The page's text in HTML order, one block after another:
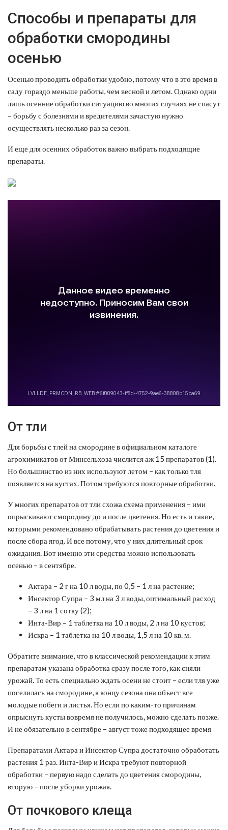
Способы и препараты для
обработки смородины
осенью
Осенью проводить обработки удобно, потому что в это время в
саду гораздо меньше работы, чем весной и летом. Однако одни
лишь осенние обработки ситуацию во многих случаях не спасут
– борьбу с болезнями и вредителями зачастую нужно
осуществлять несколько раз за сезон.
И еще для осенних обработок важно выбрать подходящие
препараты.
От тли
Для борьбы с тлей на смородине в официальном каталоге
агрохимикатов от Минсельхоза числится аж 15 препаратов (1).
Но большинство из них используют летом – как только тля
появляется на кустах. Потом требуются повторные обработки.
У многих препаратов от тли схожа схема применения – ими
опрыскивают смородину до и после цветения. Но есть и такие,
которыми рекомендовано обрабатывать растения до цветения и
после сбора ягод. И все потому, что у них длительный срок
ожидания. Вот именно эти средства можно использовать
осенью – в сентябре.
Актара – 2 г на 10 л воды, по 0,5 – 1 л на растение;
Инсектор Супра – 3 мл на 3 л воды, оптимальный расход
– 3 л на 1 сотку (2);
Инта-Вир – 1 таблетка на 10 л воды, 2 л на 10 кустов;
Искра – 1 таблетка на 10 л воды, 1,5 л на 10 кв. м.
Обратите внимание, что в классической рекомендации к этим
препаратам указана обработка сразу после того, как сняли
урожай. То есть специально ждать осени не стоит – если тля уже
поселилась на смородине, к концу сезона она объест все
молодые побеги и листья. Но если по каким-то причинам
опрыснуть кусты вовремя не получилось, можно сделать позже.
И не обязательно в сентябре – август тоже подходящее время
Препаратами Актара и Инсектор Супра достаточно обработать
растения 1 раз. Инта-Вир и Искра требуют повторной
обработки – первую надо сделать до цветения смородины,
вторую – после уборки урожая.
От почкового клеща